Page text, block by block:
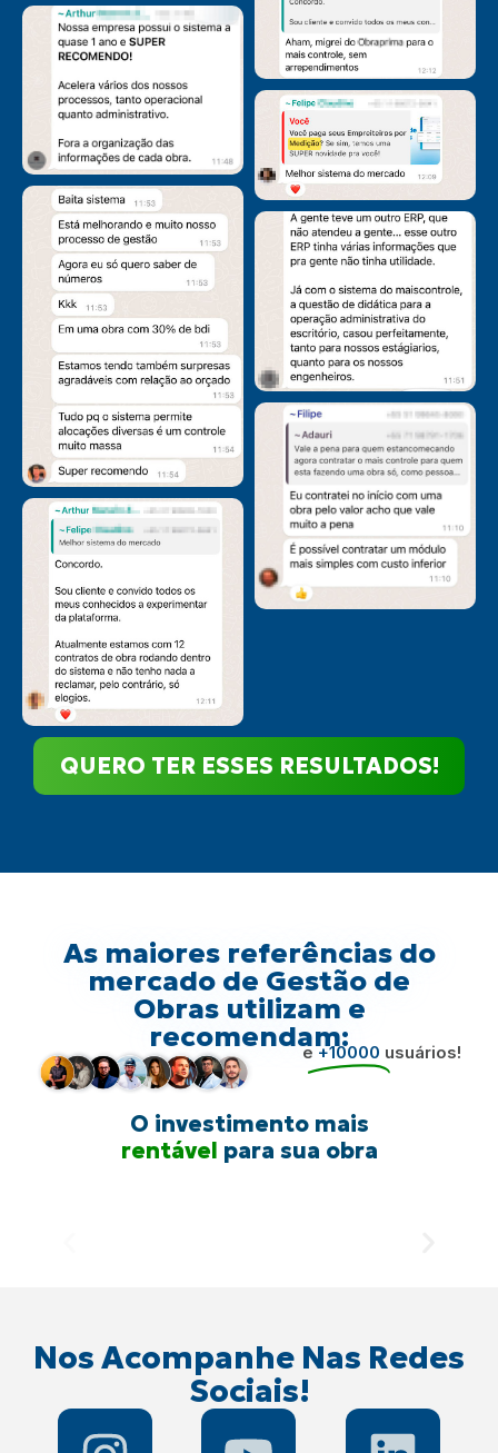
QUERO TER ESSES RESULTADOS!
As maiores referências do
mercado de Gestão de
Obras utilizam e
recomendam:
e+10000 usuários!
O investimento mais
rentável para sua obra
Nos Acompanhe Nas Redes
Sociais!